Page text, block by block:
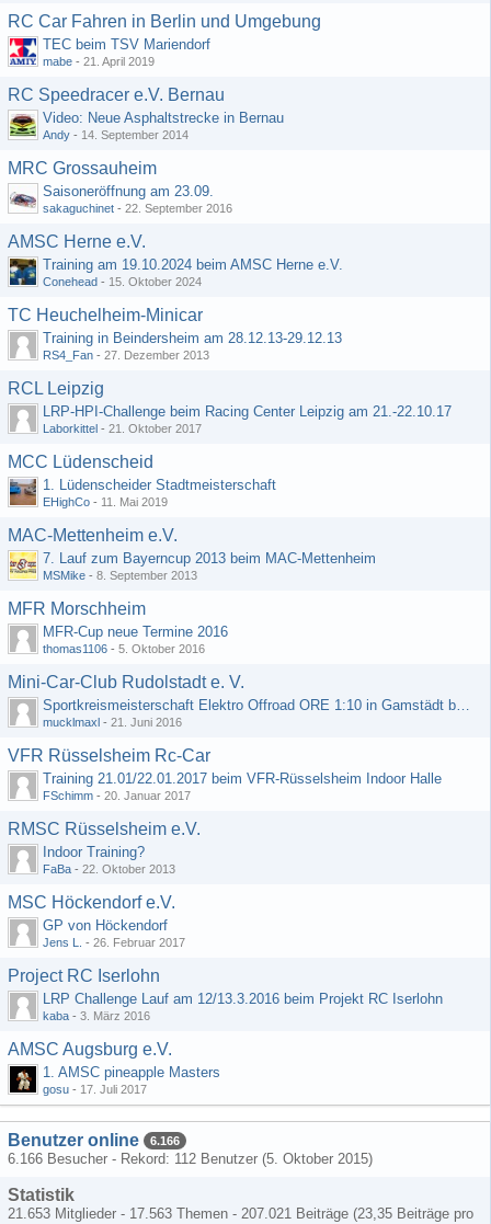
RC Car Fahren in Berlin und Umgebung
TEC beim TSV Mariendorf
mabe - 21. April 2019
RC Speedracer e.V. Bernau
Video: Neue Asphaltstrecke in Bernau
Andy - 14. September 2014
MRC Grossauheim
Saisoneröffnung am 23.09.
sakaguchinet - 22. September 2016
AMSC Herne e.V.
Training am 19.10.2024 beim AMSC Herne e.V.
Conehead - 15. Oktober 2024
TC Heuchelheim-Minicar
Training in Beindersheim am 28.12.13-29.12.13
RS4_Fan - 27. Dezember 2013
RCL Leipzig
LRP-HPI-Challenge beim Racing Center Leipzig am 21.-22.10.17
Laborkittel - 21. Oktober 2017
MCC Lüdenscheid
1. Lüdenscheider Stadtmeisterschaft
EHighCo - 11. Mai 2019
MAC-Mettenheim e.V.
7. Lauf zum Bayerncup 2013 beim MAC-Mettenheim
MSMike - 8. September 2013
MFR Morschheim
MFR-Cup neue Termine 2016
thomas1106 - 5. Oktober 2016
Mini-Car-Club Rudolstadt e. V.
Sportkreismeisterschaft Elektro Offroad ORE 1:10 in Gamstädt bei Erfurt, Outdoor mit Indoor Ausweichmöglichkeit!!!
mucklmaxl - 21. Juni 2016
VFR Rüsselsheim Rc-Car
Training 21.01/22.01.2017 beim VFR-Rüsselsheim Indoor Halle
FSchimm - 20. Januar 2017
RMSC Rüsselsheim e.V.
Indoor Training?
FaBa - 22. Oktober 2013
MSC Höckendorf e.V.
GP von Höckendorf
Jens L. - 26. Februar 2017
Project RC Iserlohn
LRP Challenge Lauf am 12/13.3.2016 beim Projekt RC Iserlohn
kaba - 3. März 2016
AMSC Augsburg e.V.
1. AMSC pineapple Masters
gosu - 17. Juli 2017
Benutzer online 6.166
6.166 Besucher - Rekord: 112 Benutzer (5. Oktober 2015)
Statistik
21.653 Mitglieder - 17.563 Themen - 207.021 Beiträge (23,35 Beiträge pro